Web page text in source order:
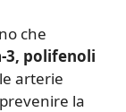
che
3, polifenoli
arterie
la